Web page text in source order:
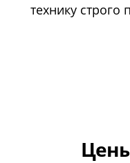
технику строго